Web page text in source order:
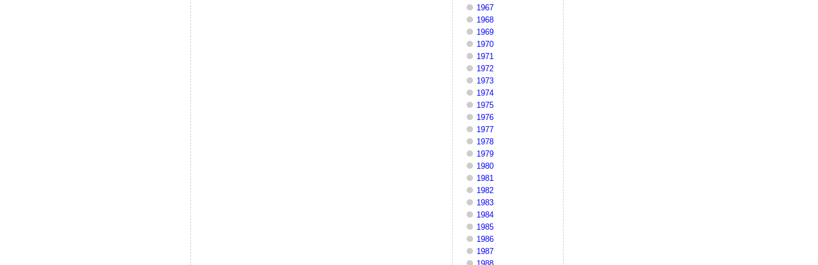
1967
1968
1969
1970
1971
1972
1973
1974
1975
1976
1977
1978
1979
1980
1981
1982
1983
1984
1985
1986
1987